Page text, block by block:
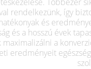
rendelkezünk, így
és
és a hosszú évek
maximalizálni a
eredményeit